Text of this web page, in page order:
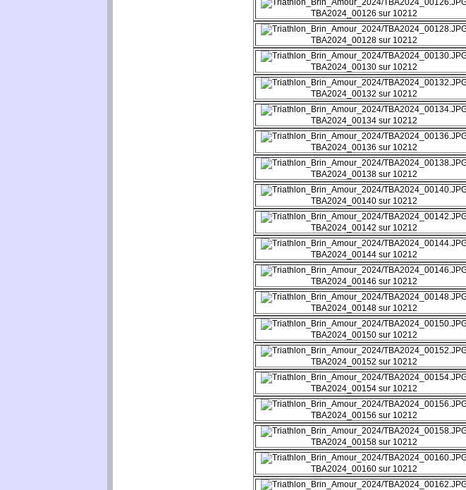
TBA2024_00126 sur 10212
TBA2024_00128 sur 10212
TBA2024_00130 sur 10212
TBA2024_00132 sur 10212
TBA2024_00134 sur 10212
TBA2024_00136 sur 10212
TBA2024_00138 sur 10212
TBA2024_00140 sur 10212
TBA2024_00142 sur 10212
TBA2024_00144 sur 10212
TBA2024_00146 sur 10212
TBA2024_00148 sur 10212
TBA2024_00150 sur 10212
TBA2024_00152 sur 10212
TBA2024_00154 sur 10212
TBA2024_00156 sur 10212
TBA2024_00158 sur 10212
TBA2024_00160 sur 10212